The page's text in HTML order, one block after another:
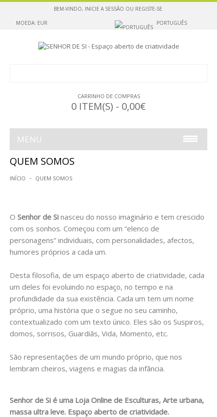
BEM-VINDO, INICIE A SESSÃO OU REGISTE-SE.
MOEDA: EUR PORTUGUÊS
CARRINHO DE COMPRAS
0 ITEM(S) - 0,00€
MENU
ESCULTURAS PARA SUSPENDER
ESCULTURAS PARA POUSAR
LUZ ( CANDEEIROS )
SIMPLICIDADE
BATISMO E PRESEPIOS
UNIÃO
ESCOLAS
QUEM SOMOS
BLOG
CONTACTOS
QUEM SOMOS
INÍCIO QUEM SOMOS
O Senhor de Si nasceu do nosso imaginário e tem crescido
com os sonhos. Começou com um “elenco de
personagens” individuais, com personalidades, afectos,
humores próprios a cada um.
Desta filosofia, de um espaço aberto de criatividade, cada
um deles foi evoluindo no espaço, no tempo e na
profundidade da sua existência. Cada um tem um nome
próprio, uma história que o segue no seu caminho,
contextualizado com um texto único. Eles são os Suspiros,
domos, sorrisos, Guardiãs, Vida, Momento, etc.
São representações de um mundo próprio, que nos
lembram cheiros, viagens e magias da infância.
Senhor de Si é uma Loja Online de Esculturas, Arte urbana,
massa ultra leve. Espaço aberto de criatividade.